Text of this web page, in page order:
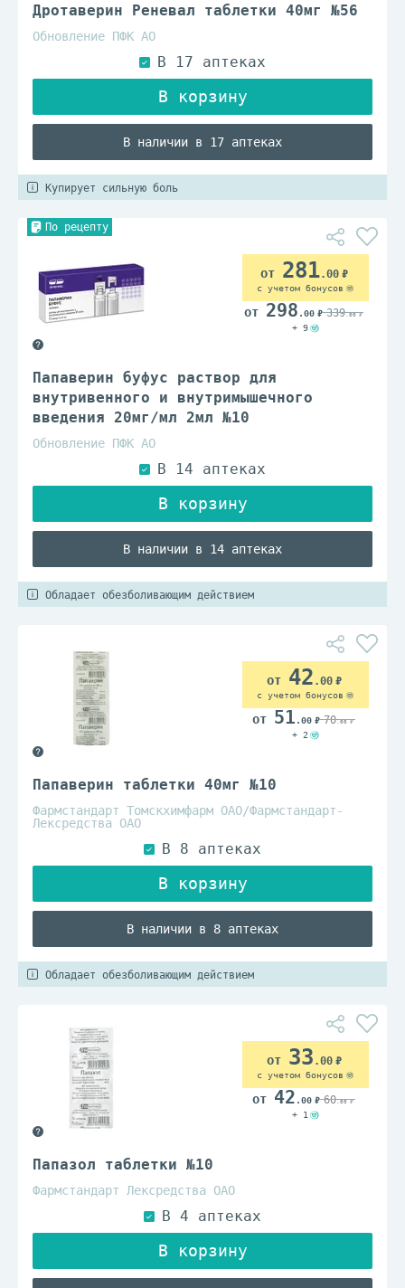
Дротаверин Реневал таблетки 40мг №56
Обновление ПФК АО
В наличии в 17 аптеках
Купирует сильную боль
По рецепту
Папаверин буфус раствор для
внутривенного и внутримышечного
введения 20мг/мл 2мл №10
Обновление ПФК АО
В наличии в 14 аптеках
281.00
с учетом бонусов
298 .00 339.00
+ 9
Обладает обезболивающим действием
Папаверин таблетки 40мг №10
Фармстандарт Томскхимфарм ОАО/Фармстандарт-
Лексредства ОАО
В наличии в 8 аптеках
42 .00
с учетом бонусов
51 .00 70.00
+ 2
Обладает обезболивающим действием
Папазол таблетки №10
Фармстандарт Лексредства ОАО
33 .00
с учетом бонусов
42 .00 60.00
+ 1